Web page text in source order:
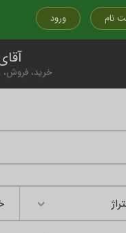
نام ورود
خرید، فروش،